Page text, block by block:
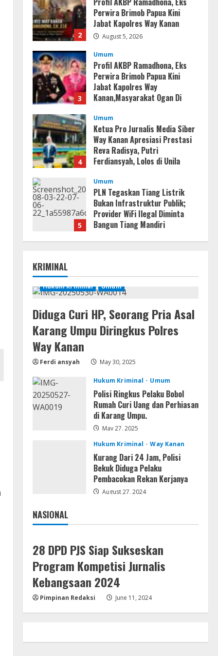
2
Perwira Brimob Papua Kini
Jabat Kapolres Way Kanan
August 5, 2026
3
Umum
Profil AKBP Ramadhona, Eks
Perwira Brimob Papua Kini
Jabat Kapolres Way
Kanan,Masyarakat Ogan Di
August 4, 2026
4
Umum
Ketua Pro Jurnalis Media Siber
Way Kanan Apresiasi Prestasi
Reva Radisya, Putri
Ferdiansyah, Lolos di Unila
August 4, 2026
5
Umum
PLN Tegaskan Tiang Listrik
Bukan Infrastruktur Publik;
Provider WiFi Ilegal Diminta
Bangun Tiang Mandiri
1
Rune Release for Desktop
August 6, 2026
2
Umum
Profil AKBP Ramadhona, Eks
Perwira Brimob Papua Kini
Jabat Kapolres Way Kanan
Profil AKBP Ramadhona, Eks
Perwira Brimob Papua Kini
Jabat Kapolres Way
Kanan,Masyarakat Ogan Di
Lampung Doakan Jadi Jendral
Ketua Pro Jurnalis Media Siber
Way Kanan Apresiasi Prestasi
Reva Radisya, Putri
Ferdiansyah, Lolos di Unila
Jurusan HI
August 3, 2026
KRIMINAL
Hukum Kriminal Umum
Diduga Curi HP, Seorang Pria Asal
Karang Umpu Diringkus Polres
Way Kanan
Ferdi ansyah May 30, 2025
Hukum Kriminal Umum
Polisi Ringkus Pelaku Bobol
Rumah Curi Uang dan Perhiasan
di Karang Umpu.
May 27, 2025
Hukum Kriminal
Way Kanan
Kurang Dari 24 Jam, Polisi
Bekuk Diduga Pelaku
Pembacokan Rekan Kerjanya
August 27, 2024
NASIONAL
Jakarta
28 DPD PJS Siap Sukseskan
Program Kompetisi Jurnalis
Kebangsaan 2024
Pimpinan Redaksi June 11, 2024